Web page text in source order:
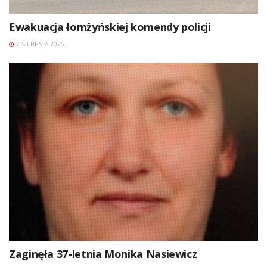
Ewakuacja łomżyńskiej komendy policji
7 SIERPNIA 2026
Zaginęła 37-letnia Monika Nasiewicz